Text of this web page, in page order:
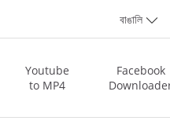
বাঙালি
Youtube
to MP4
Facebook